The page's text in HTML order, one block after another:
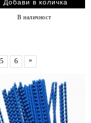
В наличност
5 6 »